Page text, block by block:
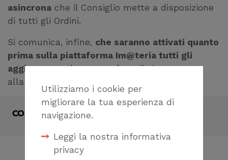
Utilizziamo i cookie per
migliorare la tua esperienza di
navigazione.
Leggi la nostra informativa
privacy
asincrona che il Consiglio mette a disposizione
di tutti gli Ordini.
Si comunica, infine, che saranno attivati quanto
prima sulla piattaforma Im@teria tutti gli
aggiornamenti necessariper l’adeguamento
alla proroga del semestre di ravvedimento.
CONDIVIDI